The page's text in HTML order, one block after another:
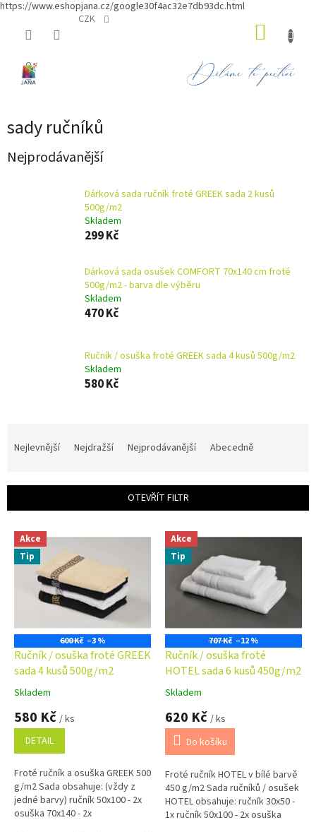
https://www.eshopjana.cz/google30f4ac32e7db93dc.html
CZK
sady ručníků
Nejprodávanější
Dárková sada ručník froté GREEK sada 2 kusů
500g/m2
Skladem
299 Kč
Dárková sada osušek COMFORT 70x140 cm froté
500g/m2 - barva dle výběru
Skladem
470 Kč
Ručník / osuška froté GREEK sada 4 kusů 500g/m2
Skladem
580 Kč
í
Nejlevnější Nejdražší Nejprodávanější Abecedně
OTEVŘÍT FILTR
p
Akce
Tip
600 Kč –3 %
Ručník / osuška froté GREEK
sada 4 kusů 500g/m2
Průměrné
hodnocení
produktu
5,0
5
hvězdiček.
Skladem
580 Kč / ks
DETAIL
Froté ručník a osuška GREEK 500
g/m2 Sada obsahuje: (vždy z
jedné barvy) ručník 50x100 - 2x
osuška 70x140 - 2x
Akce
Tip
707 Kč –12 %
Ručník / osuška froté
HOTEL sada 6 kusů 450g/m2
Průměrné
hodnocení
produktu
5,0
5
hvězdiček.
Skladem
620 Kč / ks
Do košíku
Froté ručník HOTEL v bílé barvě
450 g/m2 Sada ručníků / osušek
HOTEL obsahuje: ručník 30x50 -
1x ručník 50x100 - 2x osuška